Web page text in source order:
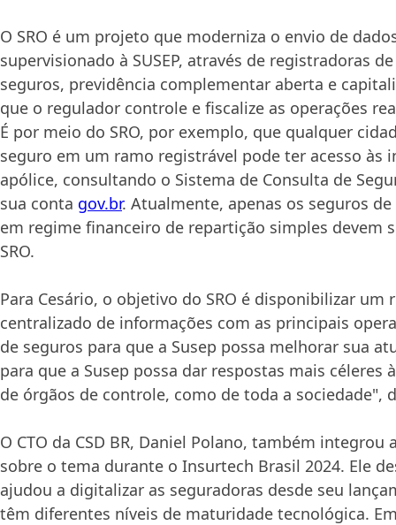
O SRO é um projeto que moderniza o envio de
supervisionado à SUSEP, através de registradoras
seguros, previdência complementar aberta e
que o regulador controle e fiscalize as operações
É por meio do SRO, por exemplo, que qualquer
seguro em um ramo registrável pode ter acesso às
apólice, consultando o Sistema de Consulta de
sua conta gov.br. Atualmente, apenas os seguros
em regime financeiro de repartição simples devem
SRO.
Para Cesário, o objetivo do SRO é disponibilizar um
centralizado de informações com as principais
de seguros para que a Susep possa melhorar sua
para que a Susep possa dar respostas mais céleres
de órgãos de controle, como de toda a sociedade",
O CTO da CSD BR, Daniel Polano, também integrou
sobre o tema durante o Insurtech Brasil 2024. Ele
ajudou a digitalizar as seguradoras desde seu
têm diferentes níveis de maturidade tecnológica.